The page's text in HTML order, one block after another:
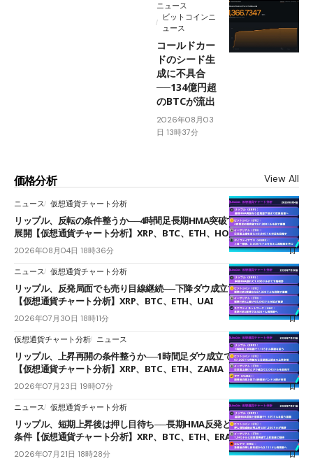
ニュース
ビットコインニ
ュース
コールドカー
ドのシード生
成に不具合
──134億円超
のBTCが流出
2026年08月03
日 13時37分
価格分析 View All
ニュース 仮想通貨チャート分析
リップル、反転の条件整うか──4時間足長期HMA突破で雲下端を目指す
展開【仮想通貨チャート分析】XRP、BTC、ETH、HOME
2026年08月04日 18時36分
ニュース 仮想通貨チャート分析
リップル、反発局面でも売り目線継続──下降ダウ成立で下値追う展開
【仮想通貨チャート分析】XRP、BTC、ETH、UAI
2026年07月30日 18時11分
仮想通貨チャート分析 ニュース
リップル、上昇再開の条件整うか──1時間足ダウ成立で1.185ドルを狙う
【仮想通貨チャート分析】XRP、BTC、ETH、ZAMA
2026年07月23日 19時07分
ニュース 仮想通貨チャート分析
リップル、短期上昇後は押し目待ち──長期HMA反発と雲上抜けが買い
条件【仮想通貨チャート分析】XRP、BTC、ETH、ERA
2026年07月21日 18時28分